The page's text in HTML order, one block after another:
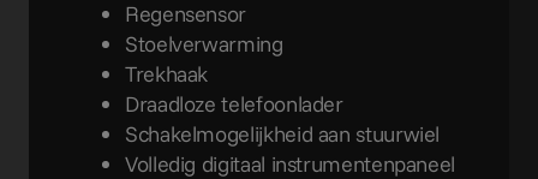
Regensensor
Stoelverwarming
Trekhaak
Draadloze telefoonlader
Schakelmogelijkheid aan stuurwiel
Volledig digitaal instrumentenpaneel